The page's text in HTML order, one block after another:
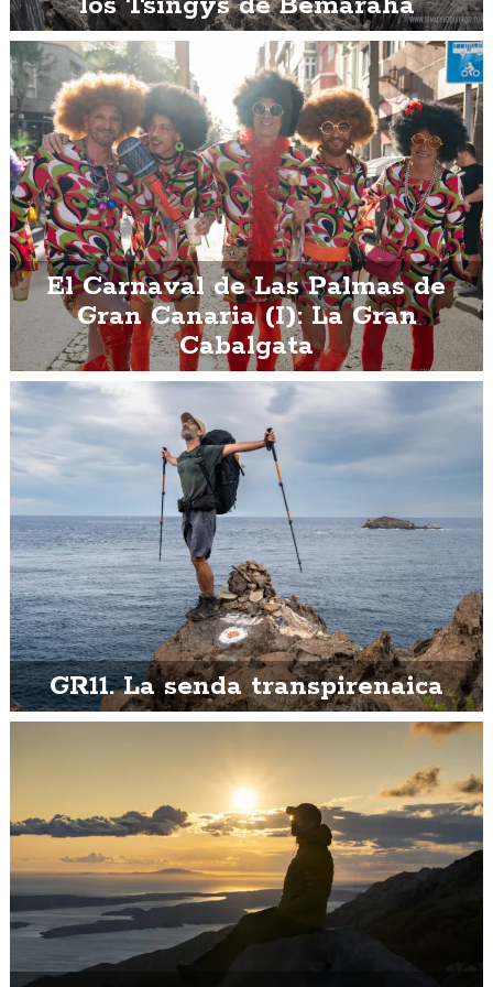
El Carnaval de Las Palmas de
Gran Canaria (I): La Gran
Cabalgata
GR11. La senda transpirenaica